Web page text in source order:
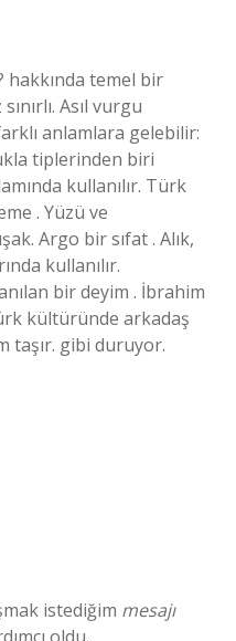
hakkında temel bir
Asıl vurgu
anlamlara gelebilir:
tiplerinden biri
kullanılır. Türk
. Yüzü ve
Argo bir sıfat . Alık,
kullanılır.
bir deyim . İbrahim
kültüründe arkadaş
taşır. gibi duruyor.
istediğim mesajı